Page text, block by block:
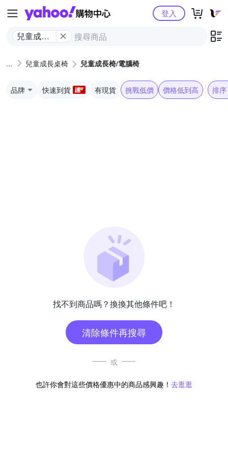
Yahoo購物中心
兒童成長
登入
兒童成長桌椅 兒童成長椅/電腦椅
品牌 快速到貨 有現貨 挑戰低價 價格低到高 排序
找不到商品嗎？換換其他條件吧！
清除條件再搜尋
或
也許你會對這些價格優惠中的商品感興趣！ 去逛逛